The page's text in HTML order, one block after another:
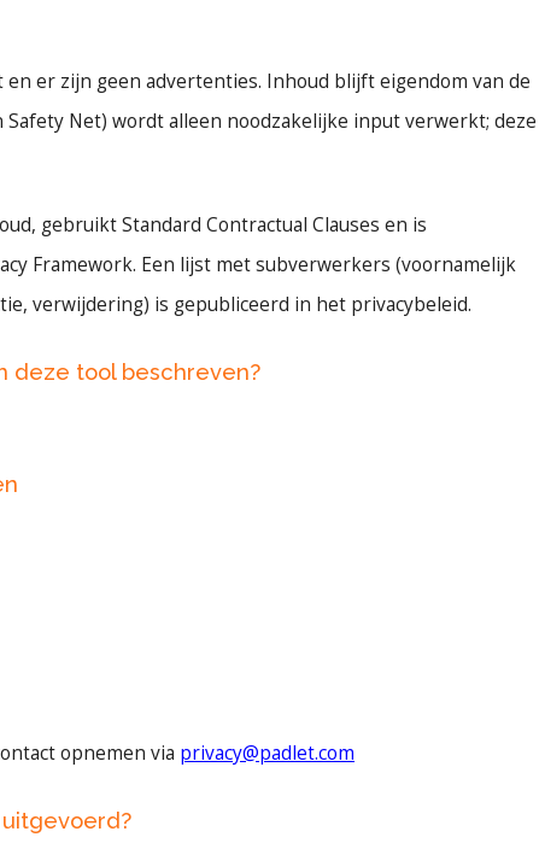
er zijn geen advertenties. Inhoud blijft eigendom van de
Net) wordt alleen noodzakelijke input verwerkt; deze
gebruikt Standard Contractual Clauses en is
Framework. Een lijst met subverwerkers (voornamelijk
verwijdering) is gepubliceerd in het privacybeleid.
deze tool beschreven?
opnemen via privacy@padlet.com